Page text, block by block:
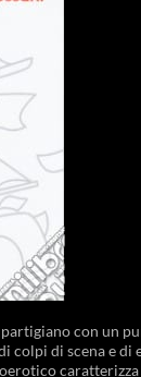
con un
colpi di scena e di